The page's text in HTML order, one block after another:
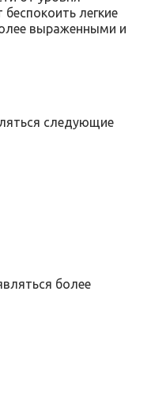
легкие
выраженными и
следующие
более